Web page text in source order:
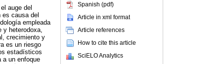
Spanish (pdf)
Article in xml format
Article references
How to cite this article
SciELO Analytics
auge del
causa del
empleada
y heterodoxa,
crecimiento y
es un riesgo
estadísticos
a un enfoque